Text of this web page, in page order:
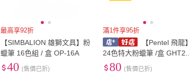
最高享92折
【SIMBALION 雄獅文具】粉
蠟筆 16色組 / 盒 OP-16A
40 (售價已折)
滿1件享95折
【Pentel 飛龍】
24色特大粉蠟筆 /盒 GHT2-2
4 80 (售價已折)